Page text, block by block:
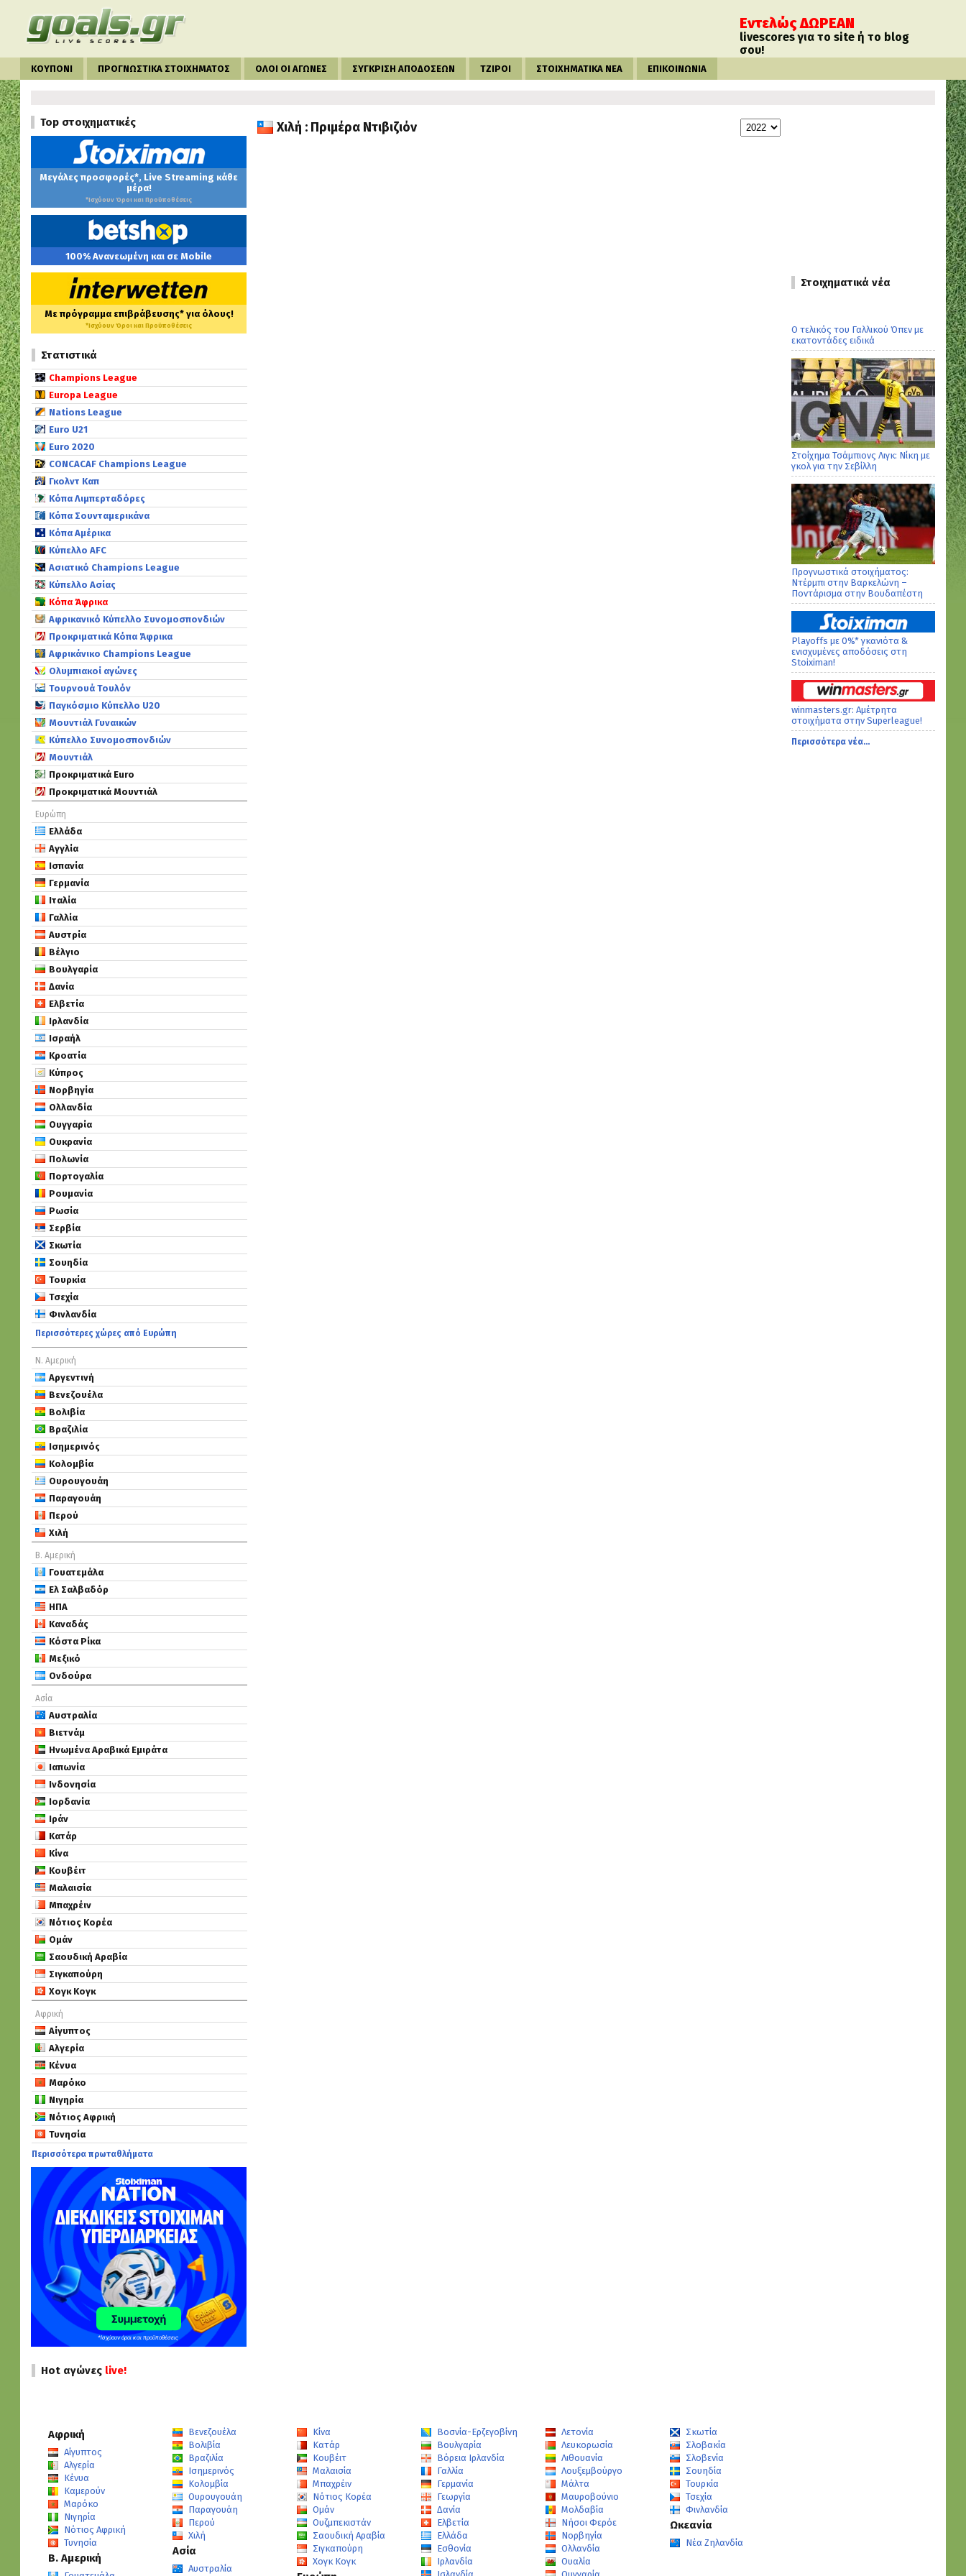
Εντελώς ΔΩΡΕΑΝ
livescores για το site ή το blog
σου!
ΚΟΥΠΟΝΙ ΠΡΟΓΝΩΣΤΙΚΑ ΣΤΟΙΧΗΜΑΤΟΣ ΟΛΟΙ ΟΙ ΑΓΩΝΕΣ ΣΥΓΚΡΙΣΗ ΑΠΟΔΟΣΕΩΝ ΤΖΙΡΟΙ ΣΤΟΙΧΗΜΑΤΙΚΑ ΝΕΑ ΕΠΙΚΟΙΝΩΝΙΑ
Top στοιχηματικές
Μεγάλες προσφορές*, Live Streaming κάθε
μέρα!
*Ισχύουν Όροι και Προϋποθέσεις
100% Ανανεωμένη και σε Mobile
Με πρόγραμμα επιβράβευσης* για όλους!
*Ισχύουν Όροι και Προϋποθέσεις
Στατιστικά
Champions League
Europa League
Nations League
Euro U21
Euro 2020
CONCACAF Champions League
Γκολντ Καπ
Κόπα Λιμπερταδόρες
Κόπα Σουνταμερικάνα
Κόπα Αμέρικα
Κύπελλο AFC
Ασιατικό Champions League
Κύπελλο Ασίας
Κόπα Άφρικα
Αφρικανικό Κύπελλο Συνομοσπονδιών
Προκριματικά Κόπα Άφρικα
Αφρικάνικο Champions League
Ολυμπιακοί αγώνες
Τουρνουά Τουλόν
Παγκόσμιο Κύπελλο U20
Μουντιάλ Γυναικών
Κύπελλο Συνομοσπονδιών
Μουντιάλ
Προκριματικά Euro
Προκριματικά Μουντιάλ
Ευρώπη
Ελλάδα
Αγγλία
Ισπανία
Γερμανία
Ιταλία
Γαλλία
Αυστρία
Βέλγιο
Βουλγαρία
Δανία
Ελβετία
Ιρλανδία
Ισραήλ
Κροατία
Κύπρος
Νορβηγία
Ολλανδία
Ουγγαρία
Ουκρανία
Πολωνία
Πορτογαλία
Ρουμανία
Ρωσία
Σερβία
Σκωτία
Σουηδία
Τουρκία
Τσεχία
Φινλανδία
Περισσότερες χώρες από Ευρώπη
Ν. Αμερική
Αργεντινή
Βενεζουέλα
Βολιβία
Βραζιλία
Ισημερινός
Κολομβία
Ουρουγουάη
Παραγουάη
Περού
Χιλή
Β. Αμερική
Γουατεμάλα
Ελ Σαλβαδόρ
ΗΠΑ
Καναδάς
Κόστα Ρίκα
Μεξικό
Ονδούρα
Ασία
Αυστραλία
Βιετνάμ
Ηνωμένα Αραβικά Εμιράτα
Ιαπωνία
Ινδονησία
Ιορδανία
Ιράν
Κατάρ
Κίνα
Κουβέιτ
Μαλαισία
Μπαχρέιν
Νότιος Κορέα
Ομάν
Σαουδική Αραβία
Σιγκαπούρη
Χογκ Κογκ
Αφρική
Αίγυπτος
Αλγερία
Κένυα
Μαρόκο
Νιγηρία
Νότιος Αφρική
Τυνησία
Περισσότερα πρωταθλήματα
Hot αγώνες live!
Χιλή : Πριμέρα Ντιβιζιόν
Στοιχηματικά νέα
Ο τελικός του Γαλλικού Όπεν με
εκατοντάδες ειδικά
Στοίχημα Τσάμπιονς Λιγκ: Νίκη με
γκολ για την Σεβίλλη
Προγνωστικά στοιχήματος:
Ντέρμπι στην Βαρκελώνη –
Ποντάρισμα στην Βουδαπέστη
Playoffs με 0%* γκανιότα &
ενισχυμένες αποδόσεις στη
Stoiximan!
winmasters.gr: Αμέτρητα
στοιχήματα στην Superleague!
Περισσότερα νέα...
Αφρική
Αίγυπτος
Αλγερία
Κένυα
Καμερούν
Μαρόκο
Νιγηρία
Νότιος Αφρική
Τυνησία
Β. Αμερική
Βενεζουέλα
Βολιβία
Βραζιλία
Ισημερινός
Κολομβία
Ουρουγουάη
Παραγουάη
Περού
Χιλή
Ασία
Αυστραλία
Κίνα
Κατάρ
Κουβέιτ
Μαλαισία
Μπαχρέιν
Νότιος Κορέα
Ομάν
Ουζμπεκιστάν
Σαουδική Αραβία
Σιγκαπούρη
Χογκ Κογκ
Βοσνία-Ερζεγοβίνη
Βουλγαρία
Βόρεια Ιρλανδία
Γαλλία
Γερμανία
Γεωργία
Δανία
Ελβετία
Ελλάδα
Εσθονία
Ιρλανδία
Λετονία
Λευκορωσία
Λιθουανία
Λουξεμβούργο
Μάλτα
Μαυροβούνιο
Μολδαβία
Νήσοι Φερόε
Νορβηγία
Ολλανδία
Ουαλία
Σκωτία
Σλοβακία
Σλοβενία
Σουηδία
Τουρκία
Τσεχία
Φινλανδία
Ωκεανία
Νέα Ζηλανδία